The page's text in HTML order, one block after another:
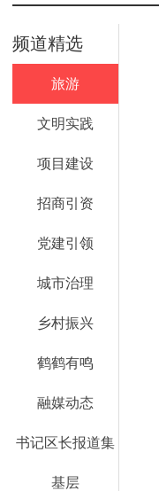
频道精选
旅游
文明实践
项目建设
招商引资
党建引领
城市治理
乡村振兴
鹤鹤有鸣
融媒动态
书记区长报道集
基层